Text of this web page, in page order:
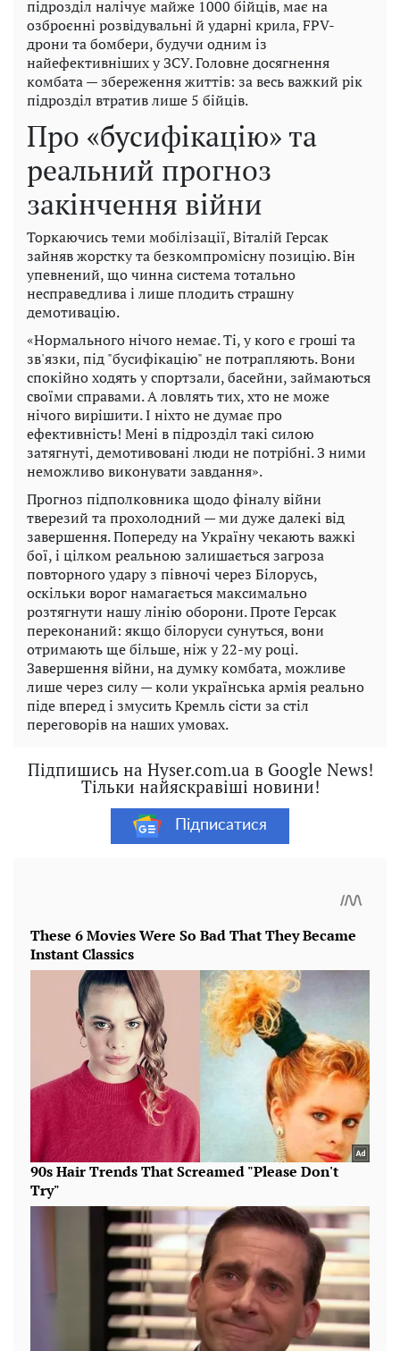
підрозділ налічує майже 1000 бійців, має на
озброєнні розвідувальні й ударні крила, FPV-
дрони та бомбери, будучи одним із
найефективніших у ЗСУ. Головне досягнення
комбата — збереження життів: за весь важкий рік
підрозділ втратив лише 5 бійців.
Про «бусифікацію» та
реальний прогноз
закінчення війни
Торкаючись теми мобілізації, Віталій Герсак
зайняв жорстку та безкомпромісну позицію. Він
упевнений, що чинна система тотально
несправедлива і лише плодить страшну
демотивацію.
«Нормального нічого немає. Ті, у кого є гроші та
зв'язки, під "бусифікацію" не потрапляють. Вони
спокійно ходять у спортзали, басейни, займаються
своїми справами. А ловлять тих, хто не може
нічого вирішити. І ніхто не думає про
ефективність! Мені в підрозділ такі силою
затягнуті, демотивовані люди не потрібні. З ними
неможливо виконувати завдання».
Прогноз підполковника щодо фіналу війни
тверезий та прохолодний — ми дуже далекі від
завершення. Попереду на Україну чекають важкі
бої, і цілком реальною залишається загроза
повторного удару з півночі через Білорусь,
оскільки ворог намагається максимально
розтягнути нашу лінію оборони. Проте Герсак
переконаний: якщо білоруси сунуться, вони
отримають ще більше, ніж у 22-му році.
Завершення війни, на думку комбата, можливе
лише через силу — коли українська армія реально
піде вперед і змусить Кремль сісти за стіл
переговорів на наших умовах.
Підпишись на Hyser.com.ua в Google News!
Тільки найяскравіші новини!
Підписатися